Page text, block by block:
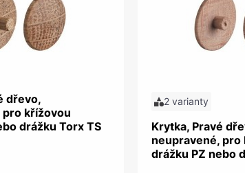
dřevo,
pro křížovou
drážku Torx TS
2 varianty
Krytka, Pravé
neupravené, pro
drážku PZ nebo